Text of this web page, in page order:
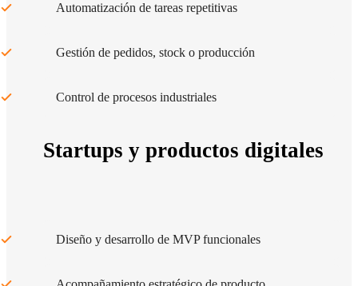
Automatización de tareas repetitivas
Gestión de pedidos, stock o producción
Control de procesos industriales
Startups y productos digitales
Diseño y desarrollo de MVP funcionales